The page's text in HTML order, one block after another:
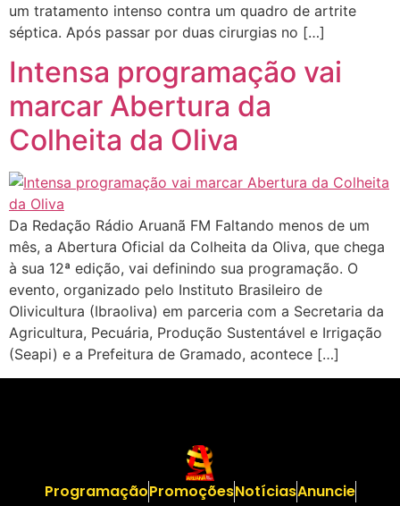
um tratamento intenso contra um quadro de artrite
séptica. Após passar por duas cirurgias no […]
Intensa programação vai
marcar Abertura da
Colheita da Oliva
Da Redação Rádio Aruanã FM Faltando menos de um
mês, a Abertura Oficial da Colheita da Oliva, que chega
à sua 12ª edição, vai definindo sua programação. O
evento, organizado pelo Instituto Brasileiro de
Olivicultura (Ibraoliva) em parceria com a Secretaria da
Agricultura, Pecuária, Produção Sustentável e Irrigação
(Seapi) e a Prefeitura de Gramado, acontece […]
ProgramaçãoPromoçõesNotíciasAnuncie